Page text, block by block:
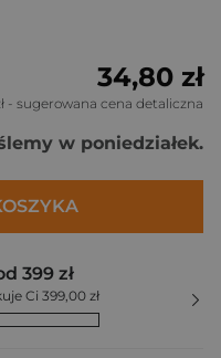
34,80 zł
- sugerowana cena detaliczna
w poniedziałek.
399 zł
Ci 399,00 zł